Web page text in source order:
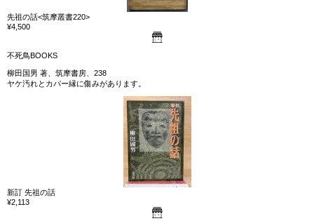
先祖の話<筑摩叢書220>
¥4,500
不死鳥BOOKS
柳田国男 著、筑摩書房、238
ヤケ汚れとカバー縁に傷みがあります。
新訂 先祖の話
¥2,113